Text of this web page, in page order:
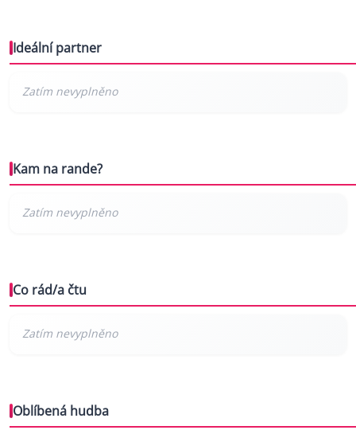
Ideální partner
Kam na rande?
Co rád/a čtu
Oblíbená hudba